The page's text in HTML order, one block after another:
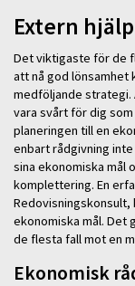
Extern
Det viktigaste för de
att nå god lönsamhet
medföljande
vara svårt för dig
planeringen till en
enbart rådgivning
sina ekonomiska mål
komplettering. En
ekonomiska mål. Det
de flesta fall mot en
Ekonomisk